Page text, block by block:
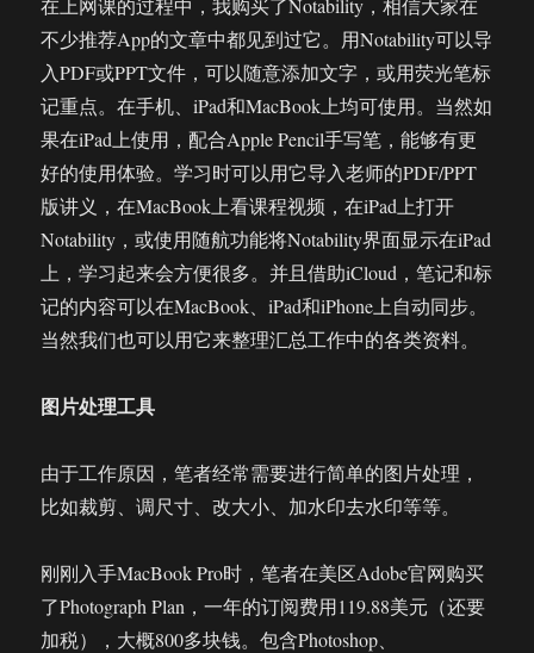
在上网课的过程中，我购买了Notability，相信大家在
不少推荐App的文章中都见到过它。用Notability可以导
入PDF或PPT文件，可以随意添加文字，或用荧光笔标
记重点。在手机、iPad和MacBook上均可使用。当然如
果在iPad上使用，配合Apple Pencil手写笔，能够有更
好的使用体验。学习时可以用它导入老师的PDF/PPT
版讲义，在MacBook上看课程视频，在iPad上打开
Notability，或使用随航功能将Notability界面显示在iPad
上，学习起来会方便很多。并且借助iCloud，笔记和标
记的内容可以在MacBook、iPad和iPhone上自动同步。
当然我们也可以用它来整理汇总工作中的各类资料。
图片处理工具
由于工作原因，笔者经常需要进行简单的图片处理，
比如裁剪、调尺寸、改大小、加水印去水印等等。
刚刚入手MacBook Pro时，笔者在美区Adobe官网购买
了Photograph Plan，一年的订阅费用119.88美元（还要
加税），大概800多块钱。包含Photoshop、